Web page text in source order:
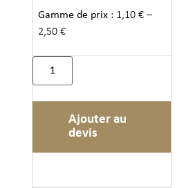
Gamme de prix : 1,10 € –
2,50 €
Ajouter au
devis